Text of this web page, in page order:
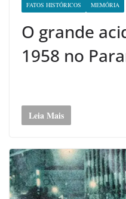
FATOS HISTÓRICOS MEMÓRIA
O grande
1958 no
Leia Mais